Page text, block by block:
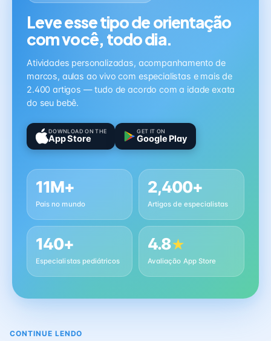
Leve esse tipo de orientação
com você, todo dia.
Atividades personalizadas, acompanhamento de
marcos, aulas ao vivo com especialistas e mais de
2.400 artigos — tudo de acordo com a idade exata
do seu bebê.
DOWNLOAD ON THE
App Store
GET IT ON
Google Play
11M+
Pais no mundo
2,400+
Artigos de especialistas
140+
Especialistas pediátricos
4.8★
Avaliação App Store
CONTINUE LENDO